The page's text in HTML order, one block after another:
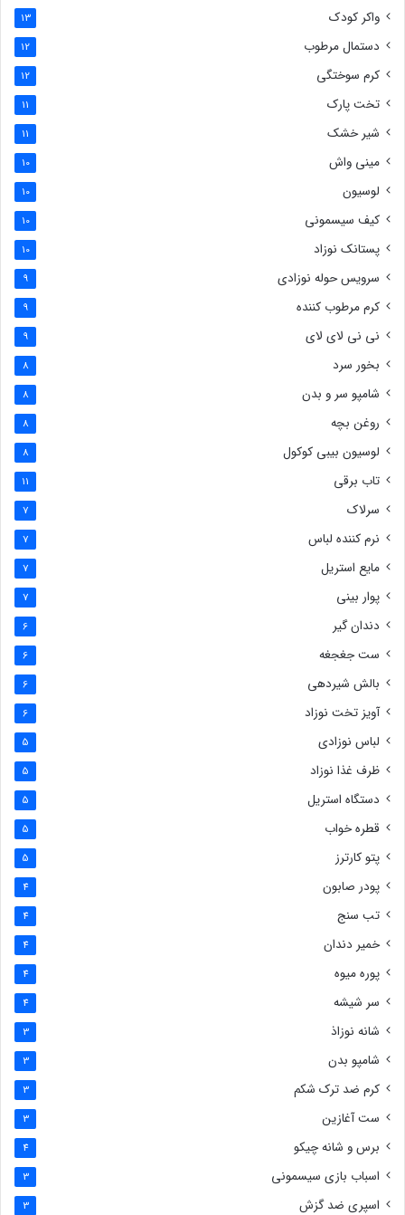
واکر کودک 13
دستمال مرطوب 12
کرم سوختگی 12
تخت پارک 11
شیر خشک 11
مینی واش 10
لوسیون 10
کیف سیسمونی 10
پستانک نوزاد 10
سرویس حوله نوزادی 9
کرم مرطوب کننده 9
نی نی لای لای 9
بخور سرد 8
شامپو سر و بدن 8
روغن بچه 8
لوسیون بیبی کوکول 8
تاب برقی 11
سرلاک 7
نرم کننده لباس 7
مایع استریل 7
پوار بینی 7
دندان گیر 6
ست جغجغه 6
بالش شیردهی 6
آویز تخت نوزاد 6
لباس نوزادی 5
ظرف غذا نوزاد 5
دستگاه استریل 5
قطره خواب 5
پتو کارترز 5
پودر صابون 4
تب سنج 4
خمیر دندان 4
پوره میوه 4
سر شیشه 4
شانه نوزاذ 3
شامپو بدن 3
کرم ضد ترک شکم 3
ست آغازین 3
برس و شانه چیکو 4
اسباب بازی سیسمونی 3
اسپری ضد گزش 3